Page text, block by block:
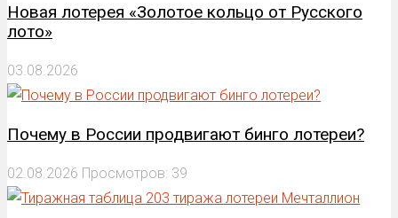
Новая лотерея «Золотое кольцо от Русского
лото»
03.08.2026
Почему в России продвигают бинго лотереи?
02.08.2026 Просмотров: 39